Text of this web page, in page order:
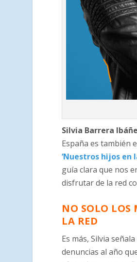
Silvia Barrera
España es también
‘Nuestros hijos en
guía clara que nos
disfrutar de la red
NO SOLO LOS
LA RED
Es más, Silvia
denuncias al año